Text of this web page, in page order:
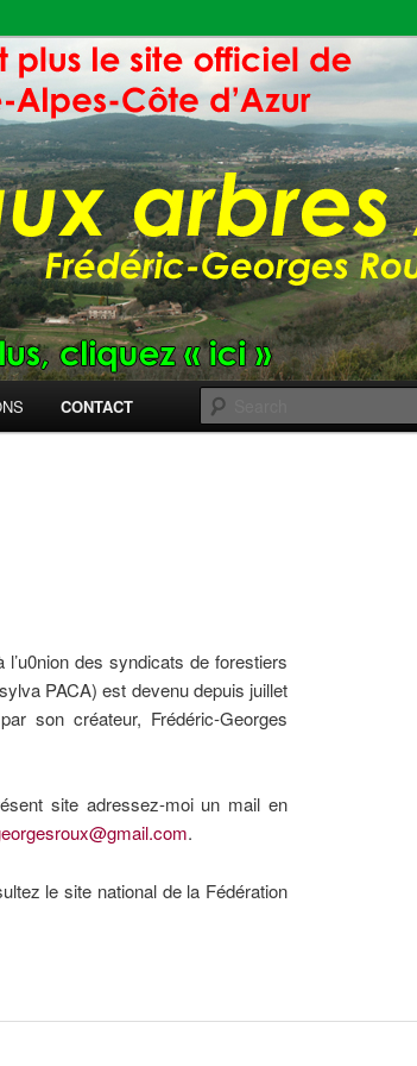
CONTACT
des syndicats de forestiers
PACA) est devenu depuis juillet
son créateur, Frédéric-Georges
site adressez-moi un mail en
.
le site national de la Fédération